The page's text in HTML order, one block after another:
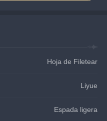
Hoja de Filetear
Liyue
Espada ligera